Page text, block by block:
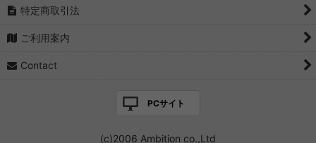
特定商取引法
ご利用案内
Contact
PCサイト
(c)2006 Ambition co.,Ltd